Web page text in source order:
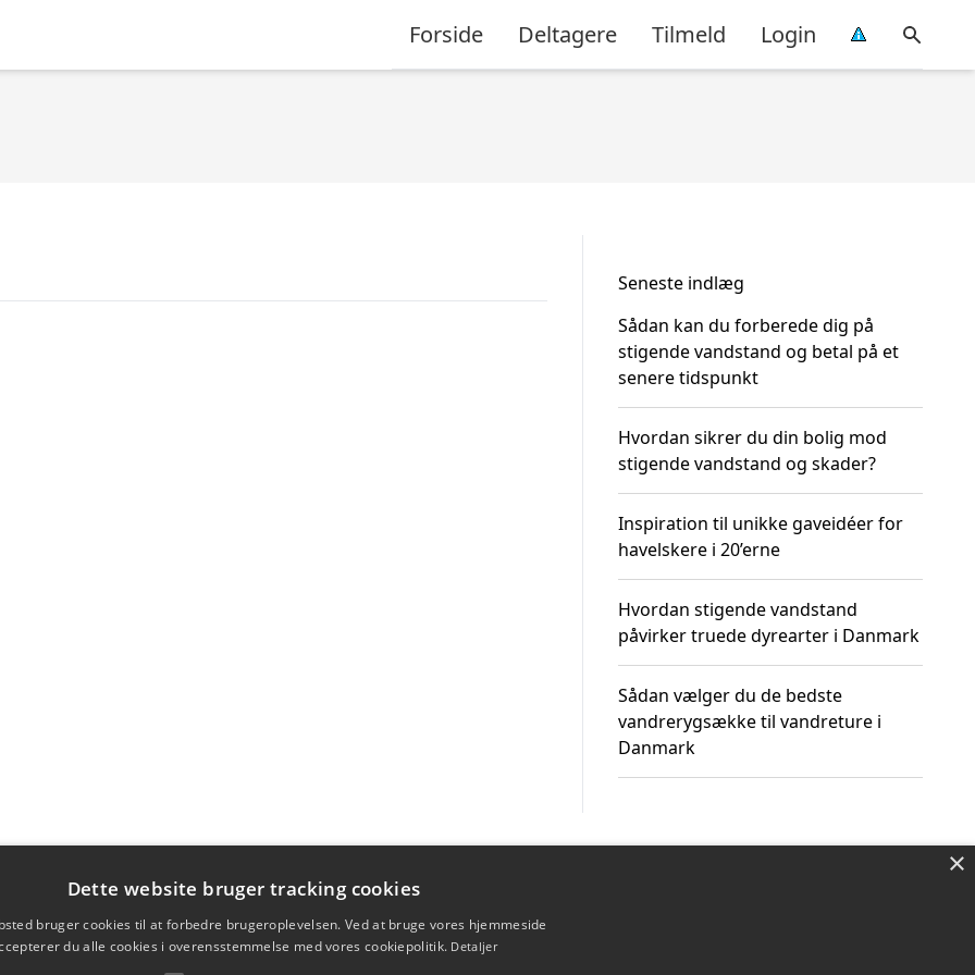
Forside Deltagere Tilmeld Login
Seneste indlæg
Sådan kan du forberede dig på
stigende vandstand og betal på et
senere tidspunkt
Hvordan sikrer du din bolig mod
stigende vandstand og skader?
Inspiration til unikke gaveidéer for
havelskere i 20’erne
Hvordan stigende vandstand
påvirker truede dyrearter i Danmark
Sådan vælger du de bedste
vandrerygsække til vandreture i
Danmark
×
Dette website bruger tracking cookies
bruger cookies til at forbedre brugeroplevelsen. Ved at bruge vores hjemmeside
du alle cookies i overensstemmelse med vores cookiepolitik. Detaljer